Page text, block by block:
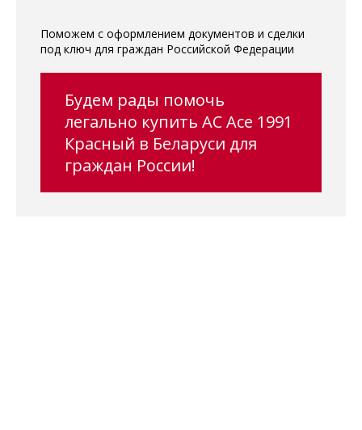
Поможем с оформлением документов и сделки
под ключ для граждан Российской Федерации
Будем рады помочь
легально купить AC Ace 1991
Красный в Беларуси для
граждан России!